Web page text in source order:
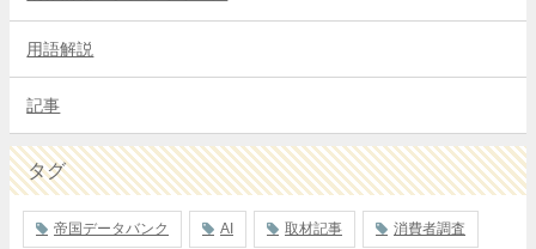
用語解説
記事
タグ
帝国データバンク AI 取材記事 消費者調査